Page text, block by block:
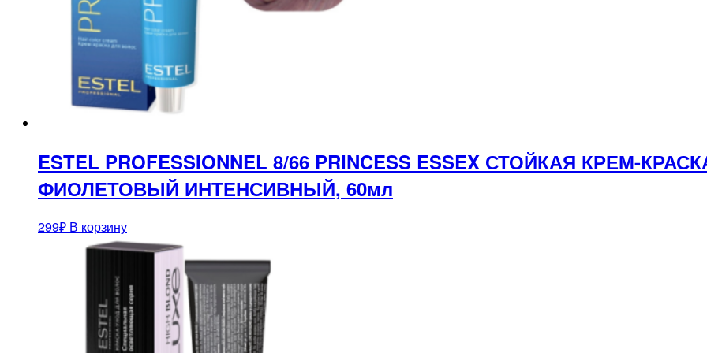
ESTEL PROFESSIONNEL 8/66 PRINCESS ESSEX СТОЙКАЯ КРЕМ-
ФИОЛЕТОВЫЙ ИНТЕНСИВНЫЙ, 60мл
299₽ В корзину